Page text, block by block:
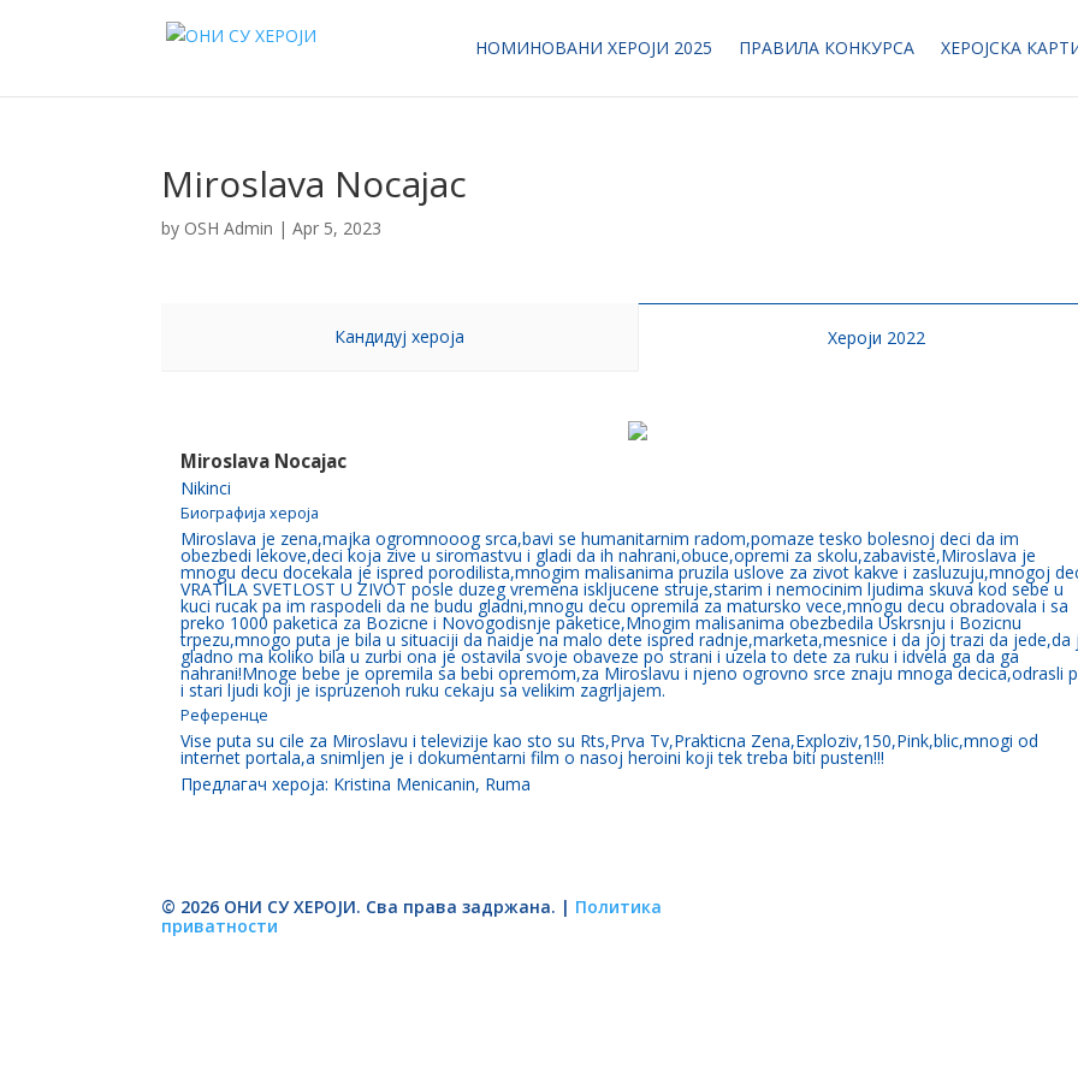
НОМИНОВАНИ ХЕРОЈИ 2025 ПРАВИЛА КОНКУРСА ХЕРОЈСКА
Miroslava Nocajac
by OSH Admin |Apr 5, 2023
Кандидуј хероја Хероји 2022
Miroslava Nocajac
Nikinci
Биографија хероја
Miroslava je zena,majka ogromnooog srca,bavi se humanitarnim radom,pomaze tesko bolesnoj deci da im
obezbedi lekove,deci koja zive u siromastvu i gladi da ih nahrani,obuce,opremi za skolu,zabaviste,Miroslava je
mnogu decu docekala je ispred porodilista,mnogim malisanima pruzila uslove za zivot kakve i zasluzuju,mnogoj
VRATILA SVETLOST U ZIVOT posle duzeg vremena iskljucene struje,starim i nemocinim ljudima skuva kod sebe u
kuci rucak pa im raspodeli da ne budu gladni,mnogu decu opremila za matursko vece,mnogu decu obradovala i sa
preko 1000 paketica za Bozicne i Novogodisnje paketice,Mnogim malisanima obezbedila Uskrsnju i Bozicnu
trpezu,mnogo puta je bila u situaciji da naidje na malo dete ispred radnje,marketa,mesnice i da joj trazi da jede,da
gladno ma koliko bila u zurbi ona je ostavila svoje obaveze po strani i uzela to dete za ruku i idvela ga da ga
nahrani!Mnoge bebe je opremila sa bebi opremom,za Miroslavu i njeno ogrovno srce znaju mnoga decica,odrasli
i stari ljudi koji je ispruzenoh ruku cekaju sa velikim zagrljajem.
Референце
Vise puta su cile za Miroslavu i televizije kao sto su Rts,Prva Tv,Prakticna Zena,Exploziv,150,Pink,blic,mnogi od
internet portala,a snimljen je i dokumentarni film o nasoj heroini koji tek treba biti pusten!!!
Предлагач хероја: Kristina Menicanin, Ruma
© 2026 ОНИ СУ ХЕРОЈИ. Сва права задржана. | Политика
приватности